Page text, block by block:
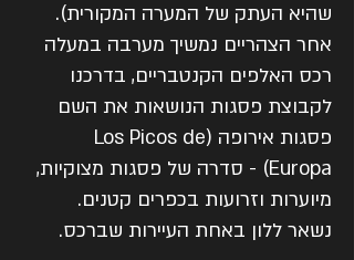
שהיא העתק של המערה המקורית).
אחר הצהריים נמשיך מערבה במעלה
רכס האלפים הקנטבריים, בדרכנו
לקבוצת פסגות הנושאות את השם
פסגות אירופה (Los Picos de
Europa) - סדרה של פסגות מצוקיות,
מיוערות וזרועות בכפרים קטנים.
נשאר ללון באחת העיירות שברכס.